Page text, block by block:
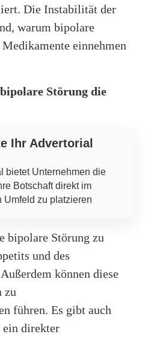
Die Instabilität der
warum bipolare
einnehmen
Störung die
Ihr Advertorial
bietet Unternehmen die
Botschaft direkt im
Umfeld zu platzieren
bipolare Störung zu
und des
können diese
zu
führen. Es gibt auch
ein direkter